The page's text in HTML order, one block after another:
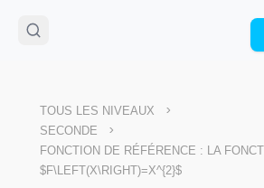
🌴Cahier de vacances offert
:
Télécharge ton PDF gratuit et
TOUS LES NIVEAUX >
SECONDE >
FONCTION DE RÉFÉRENCE : LA
$F\LEFT(X\RIGHT)=X^{2}$